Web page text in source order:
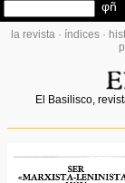
la revista · índices ·
El Basilisco,